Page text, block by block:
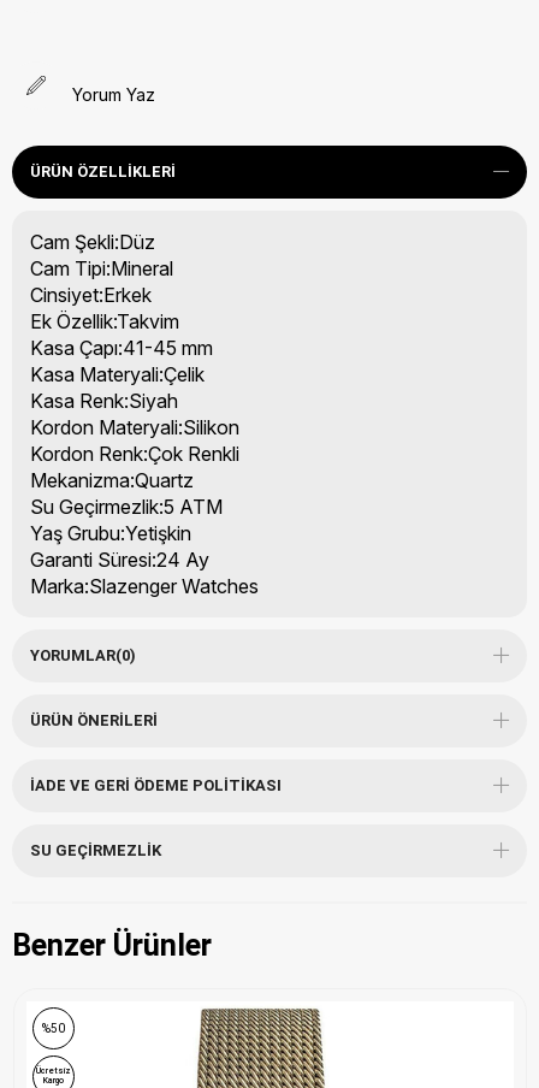
Yorum Yaz
ÜRÜN ÖZELLIKLERI
Cam Şekli:Düz
Cam Tipi:Mineral
Cinsiyet:Erkek
Ek Özellik:Takvim
Kasa Çapı:41-45 mm
Kasa Materyali:Çelik
Kasa Renk:Siyah
Kordon Materyali:Silikon
Kordon Renk:Çok Renkli
Mekanizma:Quartz
Su Geçirmezlik:5 ATM
Yaş Grubu:Yetişkin
Garanti Süresi:24 Ay
Marka:Slazenger Watches
YORUMLAR(0)
ÜRÜN ÖNERILERI
İADE VE GERI ÖDEME POLITIKASI
SU GEÇIRMEZLIK
Benzer Ürünler
%50
Ücretsiz
Kargo